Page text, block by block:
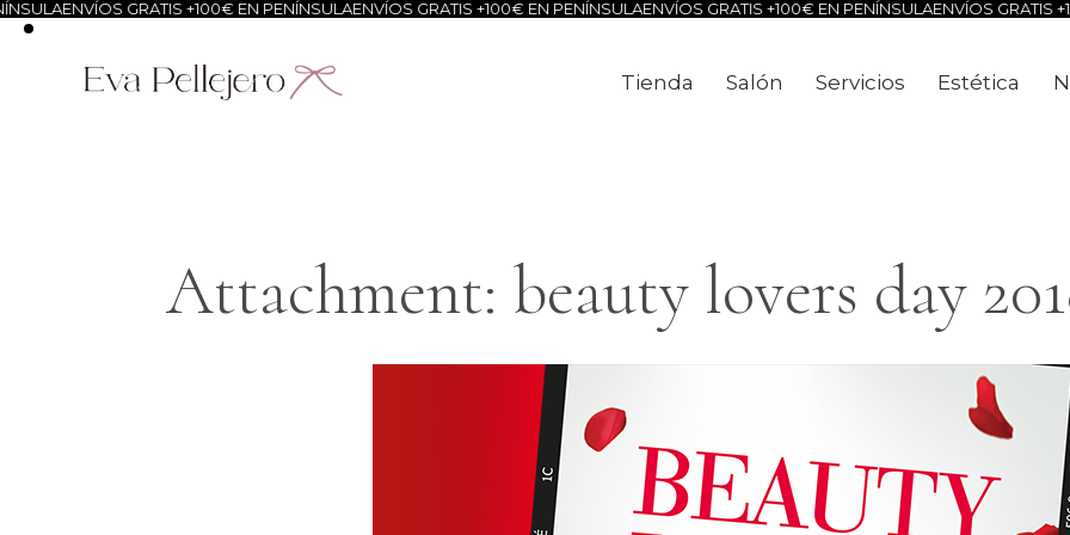
ENVÍOS GRATIS +100€ EN PENÍNSULAENVÍOS GRATIS +100€ EN PENÍNSULAENVÍOS GRATIS +100€ EN PENÍNSULAENVÍOS GRATIS
Tienda Salón Servicios Estética
Attachment: beauty lovers day